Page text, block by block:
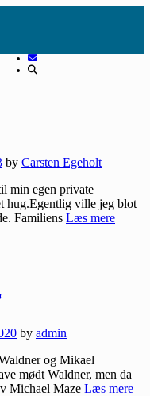
by Carsten Egeholt
min egen private
hug.Egentlig ville jeg blot
Familiens Læs mere
by admin
og Mikael
mødt Waldner, men da
Michael Maze Læs mere